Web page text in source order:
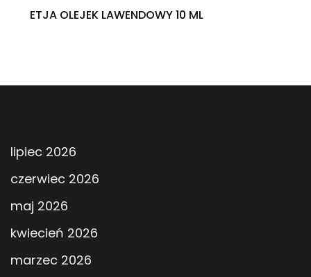
ETJA OLEJEK LAWENDOWY 10 ML
lipiec 2026
czerwiec 2026
maj 2026
kwiecień 2026
marzec 2026